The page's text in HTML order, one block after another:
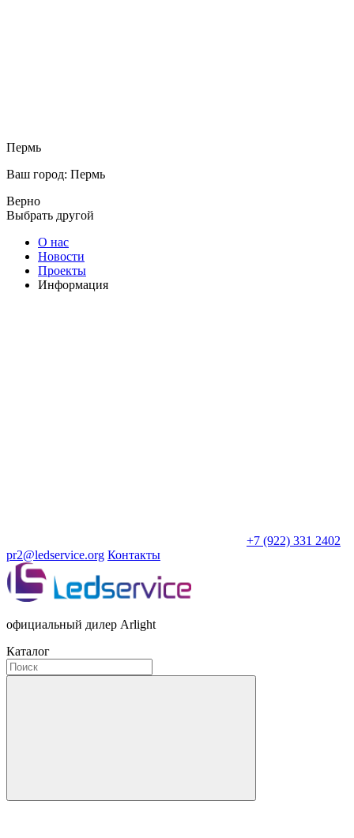
Пермь
Ваш город: Пермь
Верно
Выбрать другой
О нас
Новости
Проекты
Информация
+7 (922) 331 2402
pr2@ledservice.org Контакты
официальный дилер Arlight
Каталог